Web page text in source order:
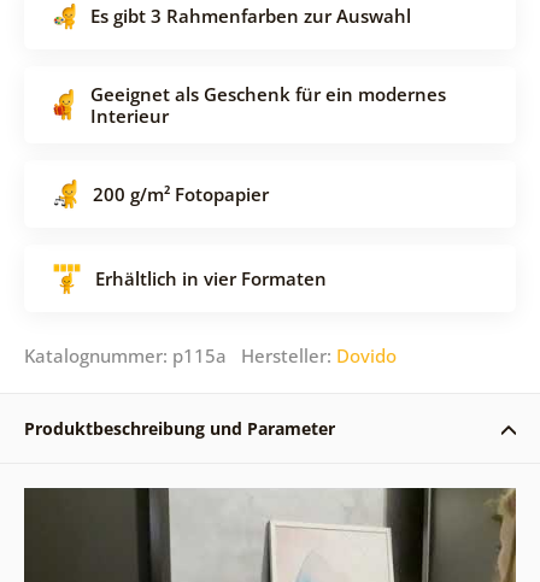
Es gibt 3 Rahmenfarben zur Auswahl
Geeignet als Geschenk für ein modernes
Interieur
200 g/m² Fotopapier
Erhältlich in vier Formaten
Katalognummer: p115a Hersteller: Dovido
Produktbeschreibung und Parameter